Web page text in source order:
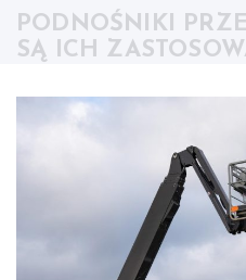
PODNOŚNIKI
SĄ ICH